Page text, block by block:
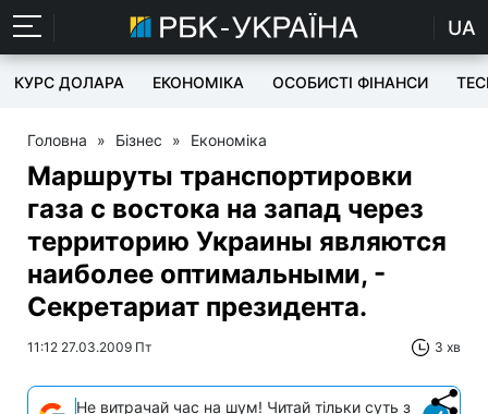
UA
КУРС ДОЛАРА ЕКОНОМІКА ОСОБИСТІ ФІНАНСИ
Головна » Бізнес » Економіка
Маршруты транспортировки
газа с востока на запад через
территорию Украины являются
наиболее оптимальными, -
Секретариат президента.
11:12 27.03.2009 Пт 3 хв
Не витрачай час на шум! Читай тільки суть з